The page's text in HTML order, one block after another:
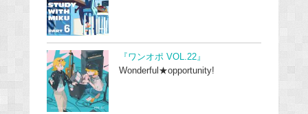
『ワンオポ VOL.22』
Wonderful★opportunity!